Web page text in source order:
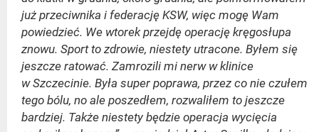
już przeciwnika i federację KSW, więc mogę Wam
powiedzieć. We wtorek przejdę operację kręgosłupa
znowu. Sport to zdrowie, niestety utracone. Byłem się
jeszcze ratować. Zamrozili mi nerw w klinice
w Szczecinie. Była super poprawa, przez co nie czułem
tego bólu, no ale poszedłem, rozwaliłem to jeszcze
bardziej. Także niestety będzie operacja wycięcia